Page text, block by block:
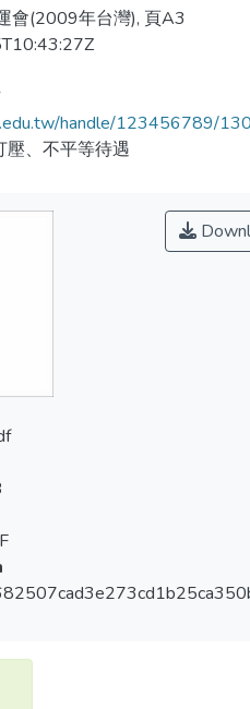
會(2009年台灣), 頁A3
handle/123456789/
壓、不平等待遇